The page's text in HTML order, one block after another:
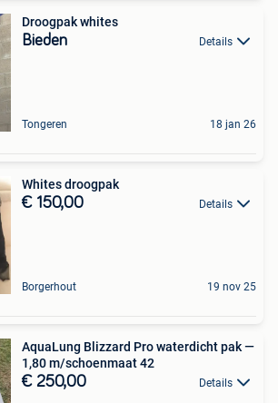
Droogpak whites
Bieden Details
Tongeren 18 jan 26
Whites droogpak
€ 150,00 Details
Borgerhout 19 nov 25
AquaLung Blizzard Pro waterdicht pak —
1,80 m/schoenmaat 42
€ 250,00 Details